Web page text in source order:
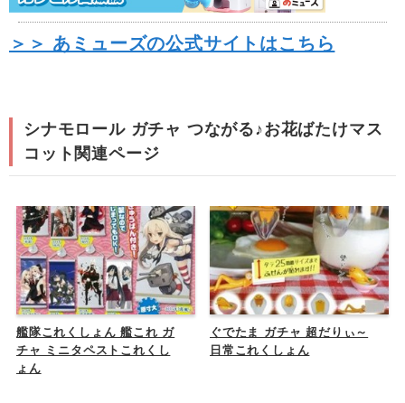
＞＞ あミューズの公式サイトはこちら
シナモロール ガチャ つながる♪お花ばたけマス
コット関連ページ
艦隊これくしょん 艦これ ガ
チャ ミニタペストこれくし
ょん
ぐでたま ガチャ 超だりぃ～
日常これくしょん